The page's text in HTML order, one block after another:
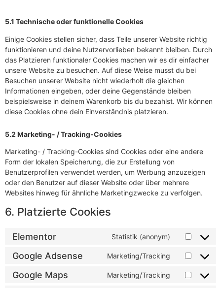
5.1 Technische oder funktionelle Cookies
Einige Cookies stellen sicher, dass Teile unserer Website richtig
funktionieren und deine Nutzervorlieben bekannt bleiben. Durch
das Platzieren funktionaler Cookies machen wir es dir einfacher
unsere Website zu besuchen. Auf diese Weise musst du bei
Besuchen unserer Website nicht wiederholt die gleichen
Informationen eingeben, oder deine Gegenstände bleiben
beispielsweise in deinem Warenkorb bis du bezahlst. Wir können
diese Cookies ohne dein Einverständnis platzieren.
5.2 Marketing- / Tracking-Cookies
Marketing- / Tracking-Cookies sind Cookies oder eine andere
Form der lokalen Speicherung, die zur Erstellung von
Benutzerprofilen verwendet werden, um Werbung anzuzeigen
oder den Benutzer auf dieser Website oder über mehrere
Websites hinweg für ähnliche Marketingzwecke zu verfolgen.
6. Platzierte Cookies
Elementor Statistik (anonym)
Google Adsense Marketing/Tracking
Google Maps Marketing/Tracking